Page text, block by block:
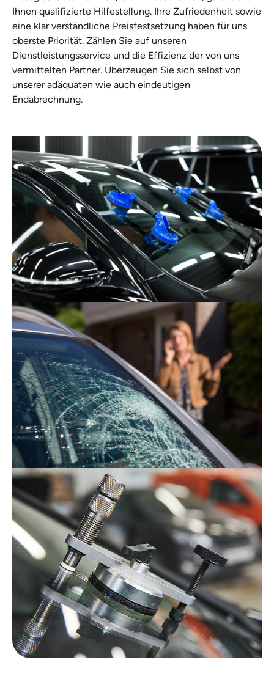
Ihnen qualifizierte Hilfestellung. Ihre Zufriedenheit sowie
eine klar verständliche Preisfestsetzung haben für uns
oberste Priorität. Zählen Sie auf unseren
Dienstleistungsservice und die Effizienz der von uns
vermittelten Partner. Überzeugen Sie sich selbst von
unserer adäquaten wie auch eindeutigen
Endabrechnung.